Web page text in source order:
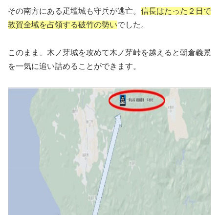
その南方にある疋壇城も守兵が逃亡。 信長はたった２日で
敦賀全域を占領する破竹の勢いでした。
このまま、木ノ芽城を攻めて木ノ芽峠を越えると朝倉義景
を一気に追い詰めることができます。